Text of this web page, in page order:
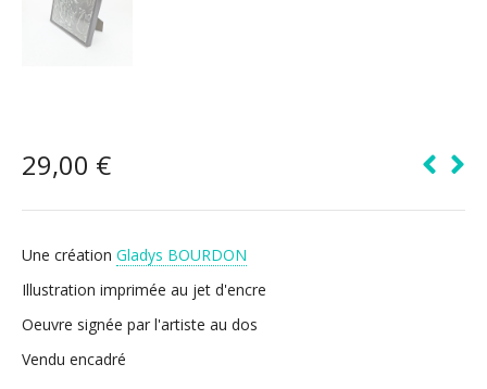
29,00 €
Une création Gladys BOURDON
Illustration imprimée au jet d'encre
Oeuvre signée par l'artiste au dos
Vendu encadré